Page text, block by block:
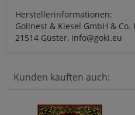
Herstellerinformationen:
Gollnest & Kiesel GmbH &
21514 Güster, info@goki.eu
Kunden kauften auch: